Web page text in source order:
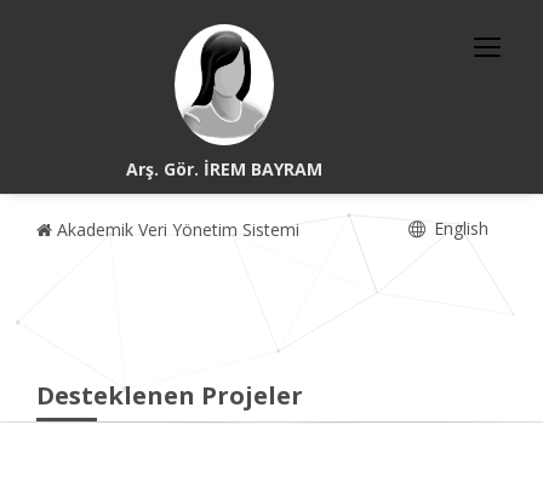
Arş. Gör. İREM BAYRAM
Akademik Veri Yönetim Sistemi English
Desteklenen Projeler